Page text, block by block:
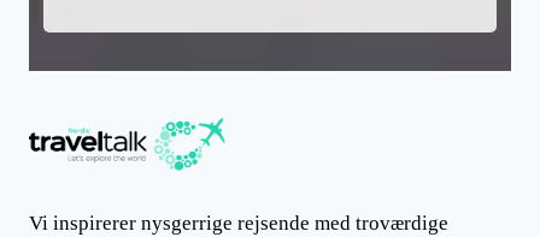
Vi inspirerer nysgerrige rejsende med troværdige